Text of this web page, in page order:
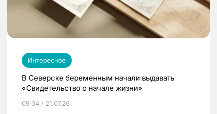
Интересное
В Северске беременным начали выдавать
«Свидетельство о начале жизни»
09:34 / 21.07.26